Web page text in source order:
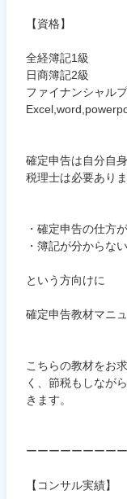
【資格】
全経簿記1級
日商簿記2級
ファイナンシャル
確定申告は自分自
税理士は必要ありま
・確定申告の仕方
・簿記が分からない
という方向けに
確定申告教材マニ
こちらの教材をお
く、節税もしなが
きます。
ーーーーーーーー
【コンサル実績】